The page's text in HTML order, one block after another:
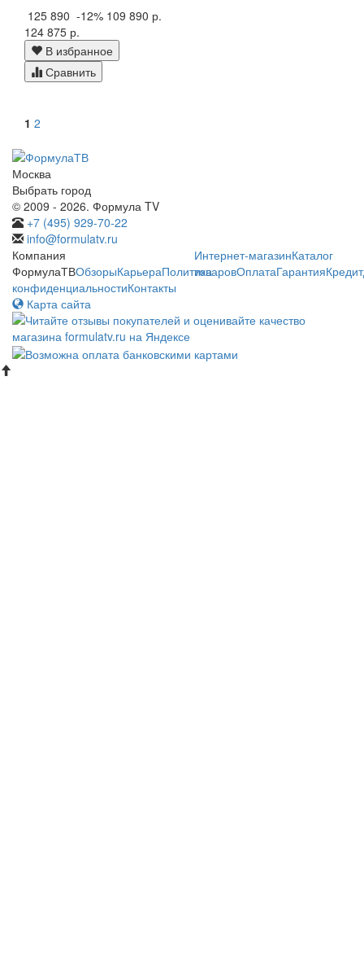
125 890 -12% 109 890 р.
124 875 р.
В избранное
Сравнить
1 2
Москва
Выбрать город
© 2009 - 2026. Формула TV
+7 (495) 929-70-22
info@formulatv.ru
Компания
ФормулаТВОбзорыКарьераПолитика
конфиденциальностиКонтакты
Интернет-магазинКаталог
товаровОплатаГарантияКредит
Карта сайта